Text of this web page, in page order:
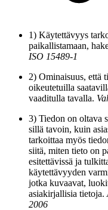
1) Käytettävyys
paikallistamaan,
ISO 15489-1
2) Ominaisuus, että
oikeutetuilla
vaaditulla tavalla.
3) Tiedon on oltava
sillä tavoin, kuin
tarkoittaa myös
siitä, miten tieto on
esitettävissä ja
käytettävyyden
jotka kuvaavat,
asiakirjallisia tietoja.
2006